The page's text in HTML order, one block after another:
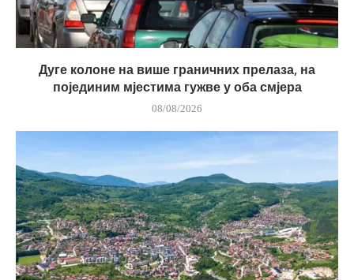
Дуге колоне на више граничних прелаза, на
појединим мјестима гужве у оба смјера
08/08/2026